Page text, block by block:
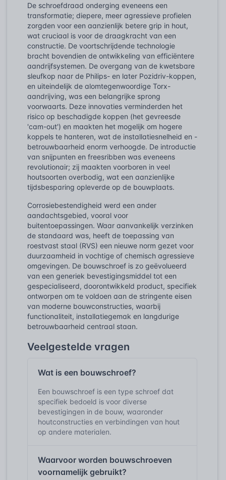
De schroefdraad onderging eveneens een
transformatie; diepere, meer agressieve profielen
zorgden voor een aanzienlijk betere grip in hout,
wat cruciaal is voor de draagkracht van een
constructie. De voortschrijdende technologie
bracht bovendien de ontwikkeling van efficiëntere
aandrijfsystemen. De overgang van de kwetsbare
sleufkop naar de Philips- en later Pozidriv-koppen,
en uiteindelijk de alomtegenwoordige Torx-
aandrijving, was een belangrijke sprong
voorwaarts. Deze innovaties verminderden het
risico op beschadigde koppen (het gevreesde
'cam-out') en maakten het mogelijk om hogere
koppels te hanteren, wat de installatiesnelheid en -
betrouwbaarheid enorm verhoogde. De introductie
van snijpunten en freesribben was eveneens
revolutionair; zij maakten voorboren in veel
houtsoorten overbodig, wat een aanzienlijke
tijdsbesparing opleverde op de bouwplaats.
Corrosiebestendigheid werd een ander
aandachtsgebied, vooral voor
buitentoepassingen. Waar aanvankelijk verzinken
de standaard was, heeft de toepassing van
roestvast staal (RVS) een nieuwe norm gezet voor
duurzaamheid in vochtige of chemisch agressieve
omgevingen. De bouwschroef is zo geëvolueerd
van een generiek bevestigingsmiddel tot een
gespecialiseerd, doorontwikkeld product, specifiek
ontworpen om te voldoen aan de stringente eisen
van moderne bouwconstructies, waarbij
functionaliteit, installatiegemak en langdurige
betrouwbaarheid centraal staan.
Veelgestelde vragen
Wat is een bouwschroef?
Een bouwschroef is een type schroef dat
specifiek bedoeld is voor diverse
bevestigingen in de bouw, waaronder
houtconstructies en verbindingen van hout
op andere materialen.
Waarvoor worden bouwschroeven
voornamelijk gebruikt?